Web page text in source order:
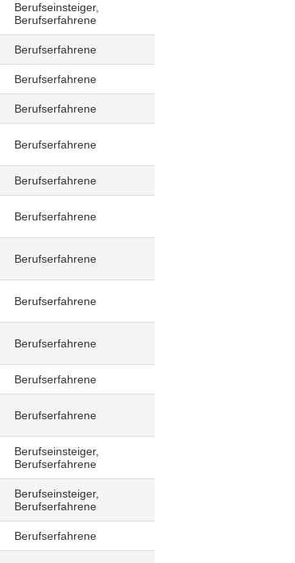
Berufseinsteiger,
Berufserfahrene
Berufserfahrene
Berufserfahrene
Berufserfahrene
Berufserfahrene
Berufserfahrene
Berufserfahrene
Berufserfahrene
Berufserfahrene
Berufserfahrene
Berufserfahrene
Berufserfahrene
Berufseinsteiger,
Berufserfahrene
Berufseinsteiger,
Berufserfahrene
Berufserfahrene